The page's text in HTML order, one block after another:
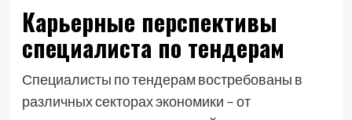
Карьерные перспективы
специалиста по тендерам
Специалисты по тендерам востребованы в
различных секторах экономики – от